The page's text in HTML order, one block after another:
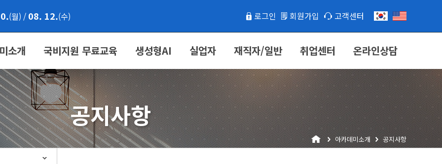
(월) / 08. 12.(수) 로그인 회원가입 고객센터
소개 국비지원 무료교육 생성형AI 실업자 재직자/일반 취업센터 온라인상담
공지사항
아카데미소개 공지사항